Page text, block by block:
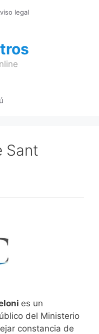
legal
Sant
es un
del Ministerio
constancia de